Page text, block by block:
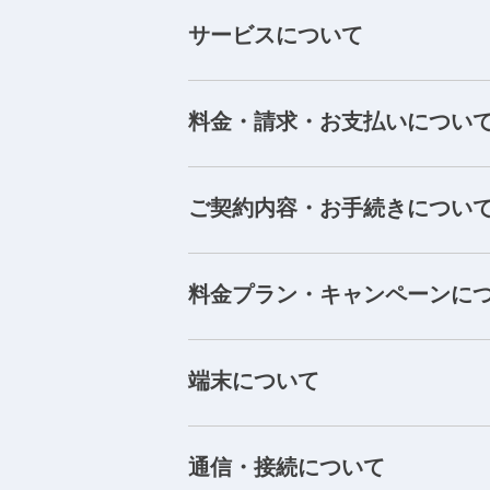
サービスについて
料金・請求・お支払いについ
ご契約内容・お手続きについ
料金プラン・キャンペーンに
端末について
通信・接続について